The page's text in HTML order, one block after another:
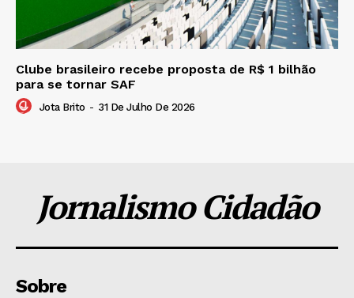
Clube brasileiro recebe proposta de R$ 1 bilhão
para se tornar SAF
Jota Brito - 31 De Julho De 2026
Jornalismo Cidadão
Sobre